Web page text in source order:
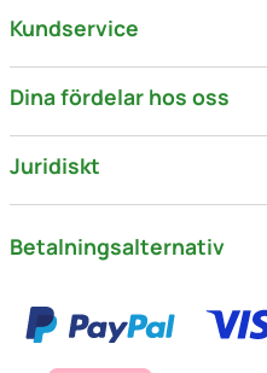
Kundservice
Dina fördelar hos oss
Juridiskt
Betalningsalternativ